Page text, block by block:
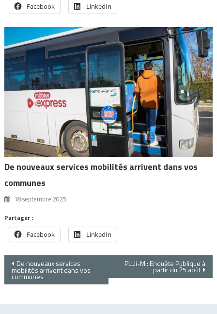
Facebook LinkedIn
De nouveaux services mobilités arrivent dans vos
communes
18 septembre 2025
Partager :
Facebook LinkedIn
Navigation
de
l’article
De nouveaux services
mobilités arrivent dans vos
communes
PLUi-M : Enquête Publique à
partir du 25 août